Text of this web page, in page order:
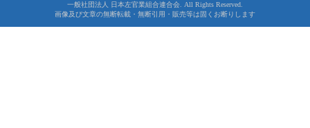
一般社団法人 日本左官業組合連合会. All Rights Reserved.
画像及び文章の無断転載・無断引用・販売等は固くお断りします